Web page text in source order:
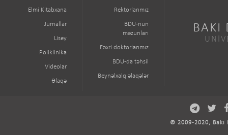
Elmi Kitabxana
Jurnallar
Lisey
Poliklinika
Videolar
Əlaqə
Rektorlarımız
BDU-nun
məzunları
Fəxri doktorlarımız
BDU-da təhsil
Beynəlxalq əlaqələr
BAKI
© 2009-2020,